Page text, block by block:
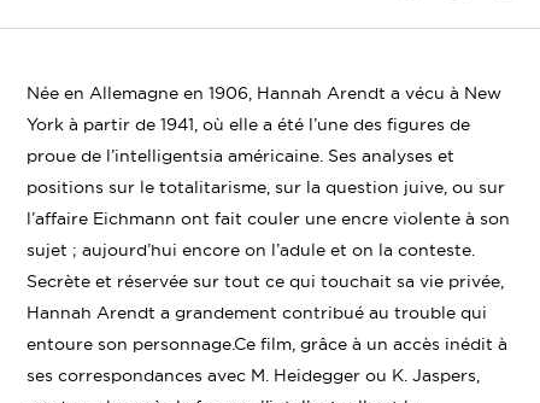
Née en Allemagne en 1906, Hannah Arendt a vécu à New
York à partir de 1941, où elle a été l’une des figures de
proue de l’intelligentsia américaine. Ses analyses et
positions sur le totalitarisme, sur la question juive, ou sur
l’affaire Eichmann ont fait couler une encre violente à son
sujet ; aujourd’hui encore on l’adule et on la conteste.
Secrète et réservée sur tout ce qui touchait sa vie privée,
Hannah Arendt a grandement contribué au trouble qui
entoure son personnage.Ce film, grâce à un accès inédit à
ses correspondances avec M. Heidegger ou K. Jaspers,